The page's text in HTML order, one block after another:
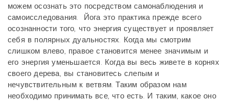
можем осознать это посредством самонаблюдения и
самоисследования. Йога это практика прежде всего
осознанности того, что энергия существует и проявляет
себя в полярных дуальностях. Когда мы смотрим
слишком влево, правое становится менее значимым и
его энергия уменьшается. Когда вы весь живете в корнях
своего дерева, вы становитесь слепым и
нечувствительным к ветвям. Таким образом нам
необходимо принимать все, что есть. И таким, какое оно